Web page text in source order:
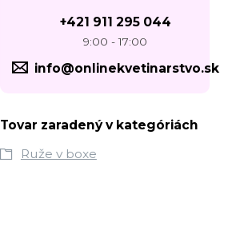
+421 911 295 044
9:00 - 17:00
info@onlinekvetinarstvo.sk
Tovar zaradený v kategóriách
Ruže v boxe